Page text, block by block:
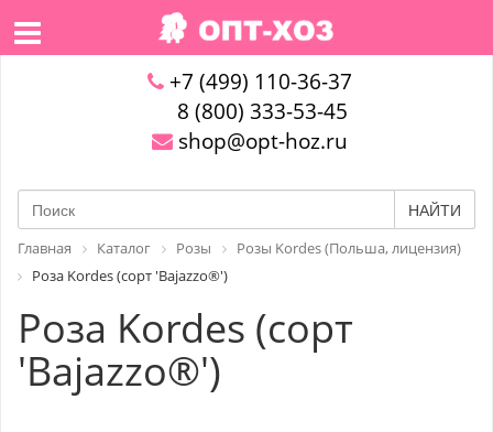
+7 (499) 110-36-37
8 (800) 333-53-45
shop@opt-hoz.ru
НАЙТИ
Главная Каталог Розы
Розы Kordes (Польша, лицензия)
Роза Kordes (сорт 'Bajazzo®')
Роза Kordes (сорт
'Bajazzo®')